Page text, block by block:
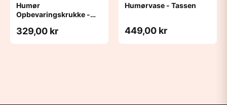
Humør
Opbevaringskrukke -
329,00 kr
Humørvase - Tassen
449,00 kr